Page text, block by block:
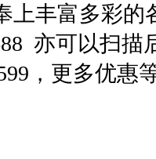
上丰富多彩的
亦可以扫
，更多优惠